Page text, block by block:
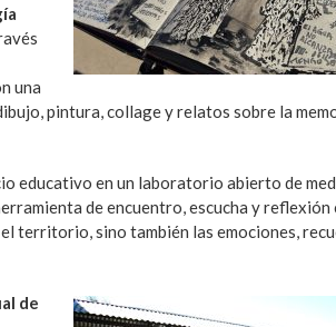
una
pintura, collage y relatos sobre la
educativo en un laboratorio abierto de
de encuentro, escucha y reflexión
territorio, sino también las emociones,
de